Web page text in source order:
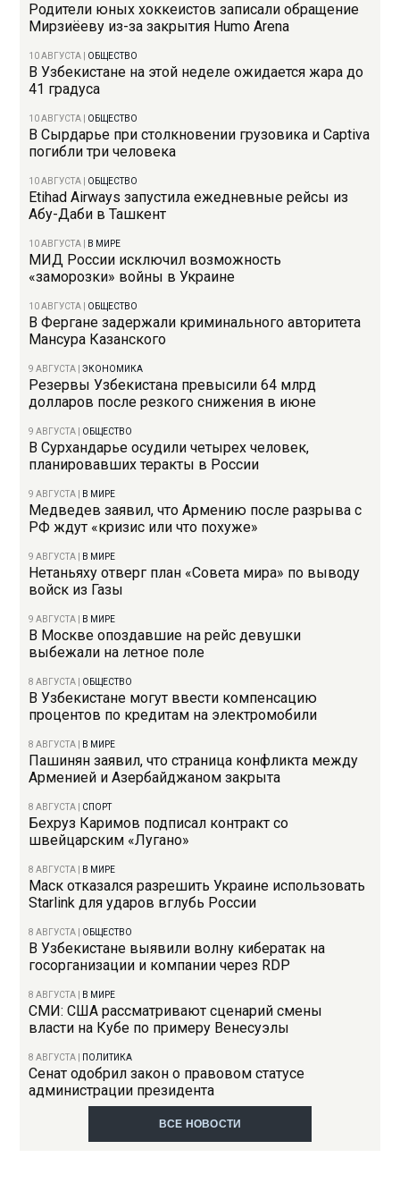
Родители юных хоккеистов записали обращение
Мирзиёеву из-за закрытия Humo Arena
10 АВГУСТА ОБЩЕСТВО
В Узбекистане на этой неделе ожидается жара до
41 градуса
10 АВГУСТА ОБЩЕСТВО
В Сырдарье при столкновении грузовика и Captiva
погибли три человека
10 АВГУСТА ОБЩЕСТВО
Etihad Airways запустила ежедневные рейсы из
Абу-Даби в Ташкент
10 АВГУСТА В МИРЕ
МИД России исключил возможность
«заморозки» войны в Украине
10 АВГУСТА ОБЩЕСТВО
В Фергане задержали криминального авторитета
Мансура Казанского
9 АВГУСТА |ЭКОНОМИКА
Резервы Узбекистана превысили 64 млрд
долларов после резкого снижения в июне
9 АВГУСТА ОБЩЕСТВО
В Сурхандарье осудили четырех человек,
планировавших теракты в России
9 АВГУСТА В МИРЕ
Медведев заявил, что Армению после разрыва с
РФ ждут «кризис или что похуже»
9 АВГУСТА В МИРЕ
Нетаньяху отверг план «Совета мира» по выводу
войск из Газы
9 АВГУСТА В МИРЕ
В Москве опоздавшие на рейс девушки
выбежали на летное поле
8 АВГУСТА ОБЩЕСТВО
В Узбекистане могут ввести компенсацию
процентов по кредитам на электромобили
8 АВГУСТА В МИРЕ
Пашинян заявил, что страница конфликта между
Арменией и Азербайджаном закрыта
8 АВГУСТА СПОРТ
Бехруз Каримов подписал контракт со
швейцарским «Лугано»
8 АВГУСТА В МИРЕ
Маск отказался разрешить Украине использовать
Starlink для ударов вглубь России
8 АВГУСТА ОБЩЕСТВО
В Узбекистане выявили волну кибератак на
госорганизации и компании через RDP
8 АВГУСТА В МИРЕ
СМИ: США рассматривают сценарий смены
власти на Кубе по примеру Венесуэлы
8 АВГУСТА ПОЛИТИКА
Сенат одобрил закон о правовом статусе
администрации президента
ВСЕ НОВОСТИ